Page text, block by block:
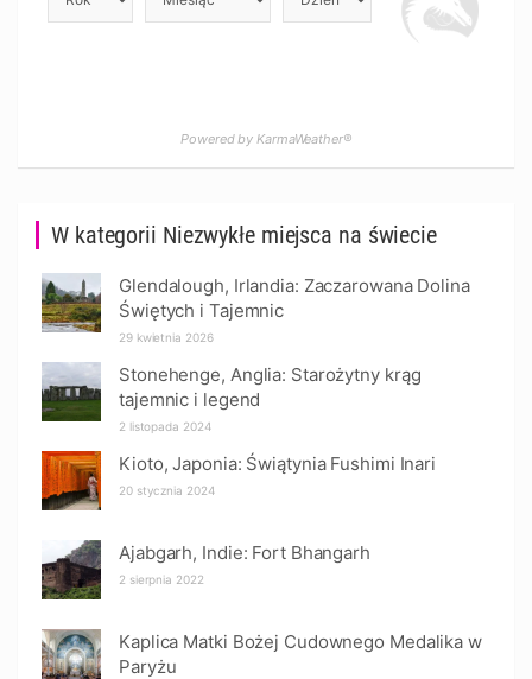
W kategorii Niezwykłe miejsca na świecie
Glendalough, Irlandia: Zaczarowana Dolina
Świętych i Tajemnic
29 kwietnia 2026
Stonehenge, Anglia: Starożytny krąg
tajemnic i legend
2 listopada 2024
Kioto, Japonia: Świątynia Fushimi Inari
20 stycznia 2024
Ajabgarh, Indie: Fort Bhangarh
2 sierpnia 2022
Kaplica Matki Bożej Cudownego Medalika w
Paryżu
Powered by KarmaWeather®